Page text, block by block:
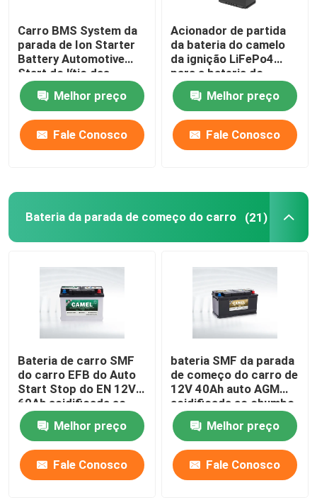
Carro BMS System da
parada de Ion Starter
Battery Automotive
Start do lítio das
baterias 12V 40Ah do
cameloMelhor preço
Fale Conosco
Acionador de partida
da bateria do camelo
da ignição LiFePo4
para a bateria do
acionador de partida
do lítio do veículo do
carro
Melhor preço
Fale Conosco
Bateria da parada de começo do carro (21)
Bateria de carro SMF
do carro EFB do Auto
Start Stop do EN 12V
60Ah acidificada ao
chumbo para veículos
Melhor preço
Fale Conosco
bateria SMF da parada
de começo do carro de
12V 40Ah auto AGM
acidificada ao chumbo
para a carrinha
Melhor preço
Fale Conosco